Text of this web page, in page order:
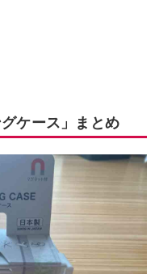
ケース」まとめ